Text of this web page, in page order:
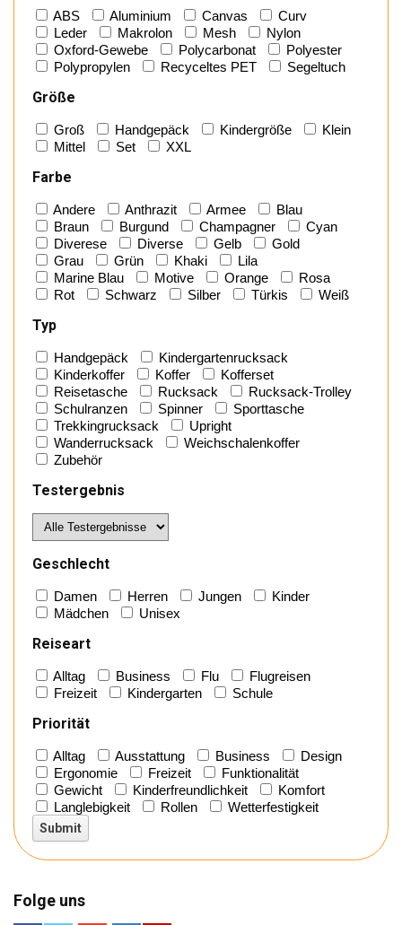
ABS Aluminium Canvas
Curv
Leder
Makrolon Mesh
Nylon
Oxford-Gewebe
Polycarbonat
Polyester
Polypropylen
Recyceltes PET Segeltuch
Größe
Groß Handgepäck Kindergröße
Klein
Mittel
Set XXL
Farbe
Andere Anthrazit Armee
Blau
Braun
Burgund Champagner
Cyan
Diverese
Diverse Gelb
Gold
Grau
Grün Khaki
Lila
Marine Blau
Motive Orange
Rosa
Rot
Schwarz Silber Türkis Weiß
Typ
Handgepäck
Kindergartenrucksack
Kinderkoffer
Koffer
Kofferset
Reisetasche
Rucksack
Rucksack-Trolley
Schulranzen
Spinner
Sporttasche
Trekkingrucksack
Upright
Wanderrucksack
Weichschalenkoffer
Zubehör
Testergebnis
Geschlecht
Damen Herren Jungen
Kinder
Mädchen
Unisex
Reiseart
Alltag Business Flu
Flugreisen
Freizeit
Kindergarten Schule
Priorität
Alltag Ausstattung Business
Design
Ergonomie
Freizeit
Funktionalität
Gewicht
Kinderfreundlichkeit
Komfort
Langlebigkeit
Rollen Wetterfestigkeit
Folge uns